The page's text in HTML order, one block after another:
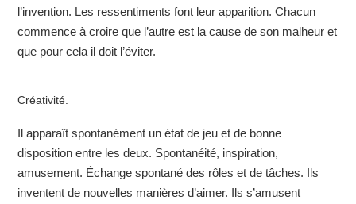
l’invention. Les ressentiments font leur apparition. Chacun
commence à croire que l’autre est la cause de son malheur et
que pour cela il doit l’éviter.
Créativité.
Il apparaît spontanément un état de jeu et de bonne
disposition entre les deux. Spontanéité, inspiration,
amusement. Échange spontané des rôles et de tâches. Ils
inventent de nouvelles manières d’aimer. Ils s’amusent